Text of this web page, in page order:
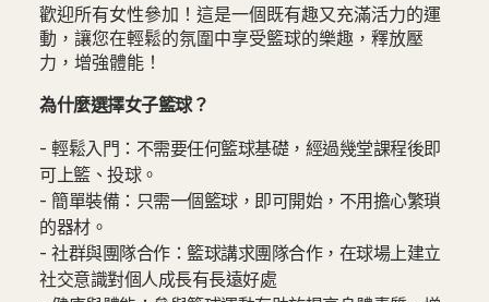
歡迎所有女性參加！這是一個既有趣又充滿活力的運
動，讓您在輕鬆的氛圍中享受籃球的樂趣，釋放壓
力，增強體能！
為什麼選擇女子籃球？
- 輕鬆入門：不需要任何籃球基礎，經過幾堂課程後即
可上籃、投球。
- 簡單裝備：只需一個籃球，即可開始，不用擔心繁瑣
的器材。
- 社群與團隊合作：籃球講求團隊合作，在球場上建立
社交意識對個人成長有長遠好處